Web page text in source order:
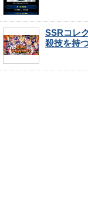
SSRコレ
殺技を持